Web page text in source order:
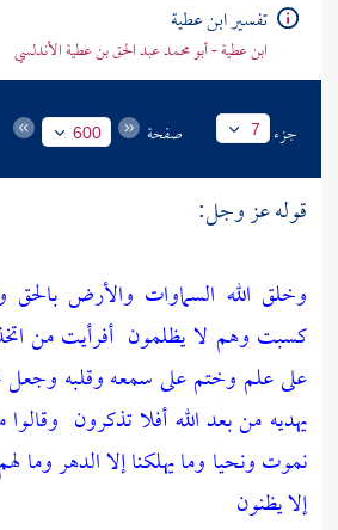
تفسير ابن عطية
ابن عطية - أبو محمد عبد الحق بن عطية الأندلسي
جزء 7 صفحة 600
قوله عز وجل:
وخلق الله السماوات والأرض
كسبت وهم لا يظلمون أفرأيت من
على علم وختم على سمعه وقلبه
يهديه من بعد الله أفلا تذكرون
نموت ونحيا وما يهلكنا إلا الدهر
إلا يظنون